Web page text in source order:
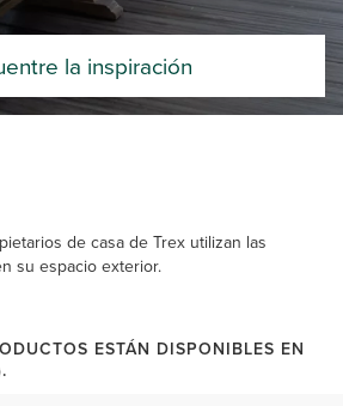
la inspiración
de casa de Trex utilizan las
su espacio exterior.
ESTÁN DISPONIBLES EN